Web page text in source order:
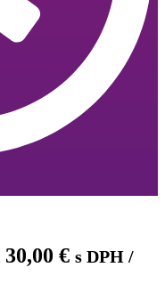
30,00 € s DPH /